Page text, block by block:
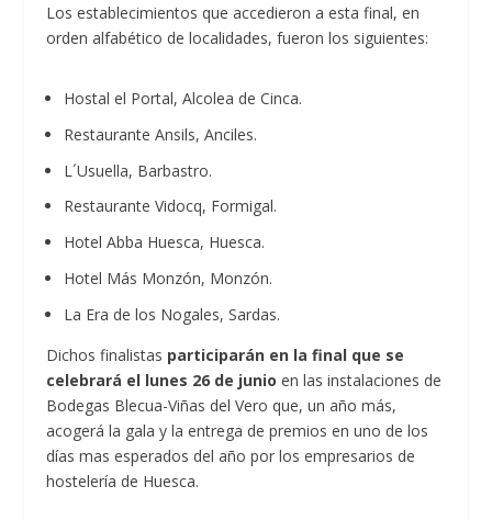
Los establecimientos que accedieron a esta final, en
orden alfabético de localidades, fueron los siguientes:
Hostal el Portal, Alcolea de Cinca.
Restaurante Ansils, Anciles.
L´Usuella, Barbastro.
Restaurante Vidocq, Formigal.
Hotel Abba Huesca, Huesca.
Hotel Más Monzón, Monzón.
La Era de los Nogales, Sardas.
Dichos finalistas participarán en la final que se
celebrará el lunes 26 de junio en las instalaciones de
Bodegas Blecua-Viñas del Vero que, un año más,
acogerá la gala y la entrega de premios en uno de los
días mas esperados del año por los empresarios de
hostelería de Huesca.